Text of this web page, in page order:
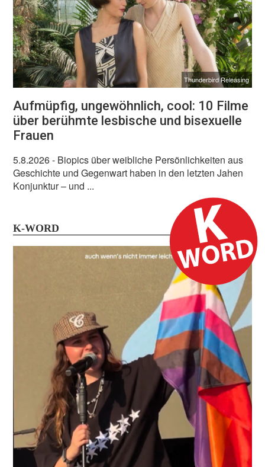
Thunderbird Releasing
Aufmüpfig, ungewöhnlich, cool: 10 Filme
über berühmte lesbische und bisexuelle
Frauen
5.8.2026- Biopics über weibliche Persönlichkeiten aus
Geschichte und Gegenwart haben in den letzten Jahen
Konjunktur – und ...
K-WORD